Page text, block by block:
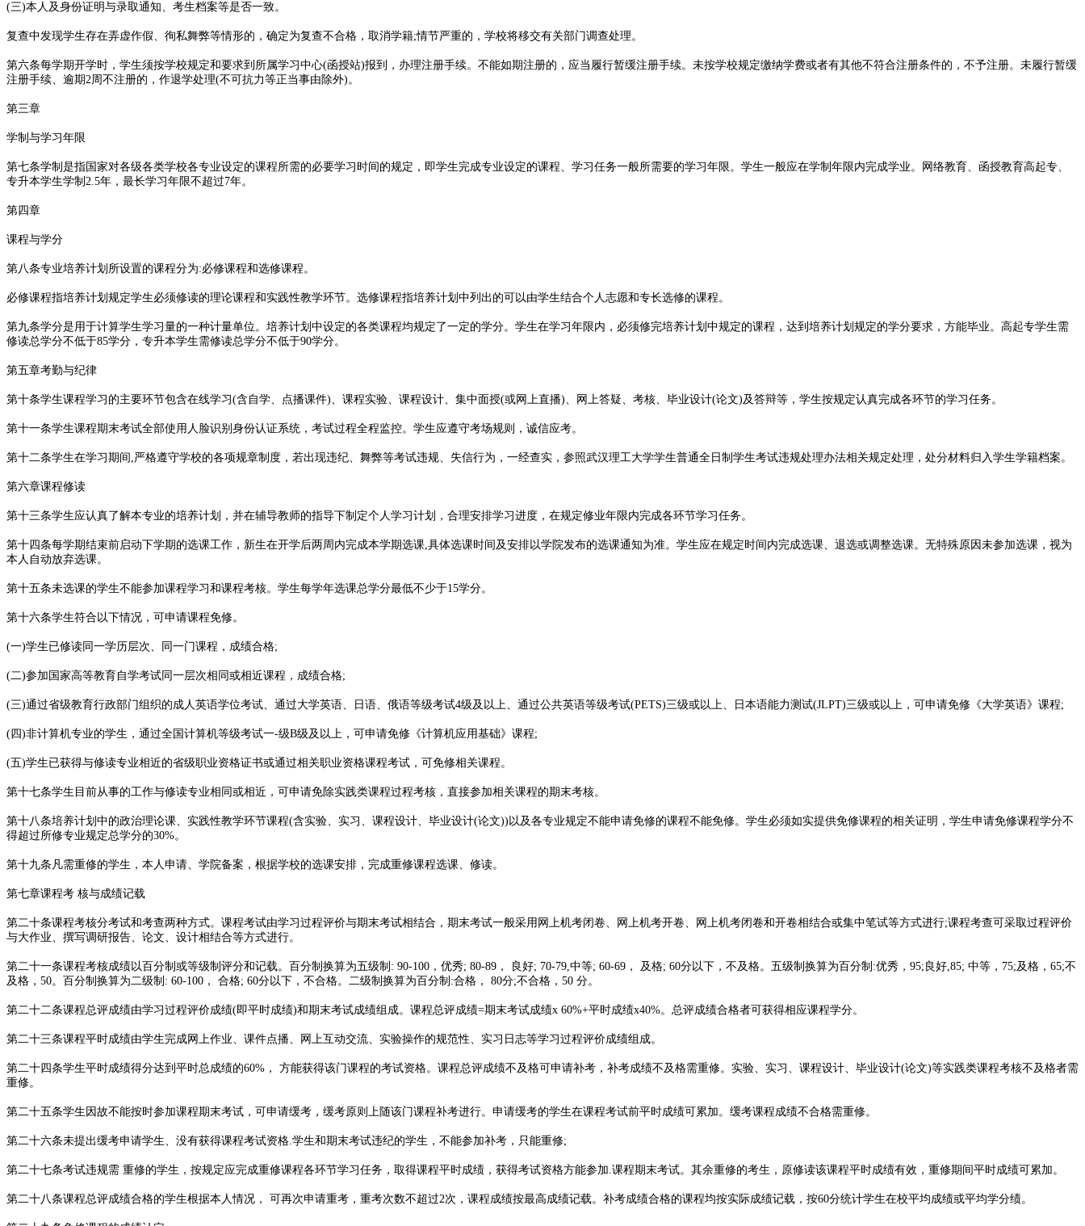
(三)本人及身份证明与录取通知、考生档案等是否一致。
复查中发现学生存在弄虚作假、徇私舞弊等情形的，确定为复查不合格，取消学籍;情节严重的，学校将移交有关部门调查处理。
第六条每学期开学时，学生须按学校规定和要求到所属学习中心(函授站)报到，办理注册手续。不能如期注册的，应当履行暂缓注册手续。未按学校规定缴纳学费或者有其他不符合注册条件的，不予注册。未履行暂缓
注册手续、逾期2周不注册的，作退学处理(不可抗力等正当事由除外)。
第三章
学制与学习年限
第七条学制是指国家对各级各类学校各专业设定的课程所需的必要学习时间的规定，即学生完成专业设定的课程、学习任务一般所需要的学习年限。学生一般应在学制年限内完成学业。网络教育、函授教育高起专、
专升本学生学制2.5年，最长学习年限不超过7年。
第四章
课程与学分
第八条专业培养计划所设置的课程分为:必修课程和选修课程。
必修课程指培养计划规定学生必须修读的理论课程和实践性教学环节。选修课程指培养计划中列出的可以由学生结合个人志愿和专长选修的课程。
第九条学分是用于计算学生学习量的一种计量单位。培养计划中设定的各类课程均规定了一定的学分。学生在学习年限内，必须修完培养计划中规定的课程，达到培养计划规定的学分要求，方能毕业。高起专学生需
修读总学分不低于85学分，专升本学生需修读总学分不低于90学分。
第五章考勤与纪律
第十条学生课程学习的主要环节包含在线学习(含自学、点播课件)、课程实验、课程设计、集中面授(或网上直播)、网上答疑、考核、毕业设计(论文)及答辩等，学生按规定认真完成各环节的学习任务。
第十一条学生课程期末考试全部使用人脸识别身份认证系统，考试过程全程监控。学生应遵守考场规则，诚信应考。
第十二条学生在学习期间,严格遵守学校的各项规章制度，若出现违纪、舞弊等考试违规、失信行为，一经查实，参照武汉理工大学学生普通全日制学生考试违规处理办法相关规定处理，处分材料归入学生学籍档案。
第六章课程修读
第十三条学生应认真了解本专业的培养计划，并在辅导教师的指导下制定个人学习计划，合理安排学习进度，在规定修业年限内完成各环节学习任务。
第十四条每学期结束前启动下学期的选课工作，新生在开学后两周内完成本学期选课,具体选课时间及安排以学院发布的选课通知为准。学生应在规定时间内完成选课、退选或调整选课。无特殊原因未参加选课，视为
本人自动放弃选课。
第十五条未选课的学生不能参加课程学习和课程考核。学生每学年选课总学分最低不少于15学分。
第十六条学生符合以下情况，可申请课程免修。
(一)学生已修读同一学历层次、同一门课程，成绩合格;
(二)参加国家高等教育自学考试同一层次相同或相近课程，成绩合格;
(三)通过省级教育行政部门组织的成人英语学位考试、通过大学英语、日语、俄语等级考试4级及以上、通过公共英语等级考试(PETS)三级或以上、日本语能力测试(JLPT)三级或以上，可申请免修《大学英语》课程;
(四)非计算机专业的学生，通过全国计算机等级考试一-级B级及以上，可申请免修《计算机应用基础》课程;
(五)学生已获得与修读专业相近的省级职业资格证书或通过相关职业资格课程考试，可免修相关课程。
第十七条学生目前从事的工作与修读专业相同或相近，可申请免除实践类课程过程考核，直接参加相关课程的期末考核。
第十八条培养计划中的政治理论课、实践性教学环节课程(含实验、实习、课程设计、毕业设计(论文))以及各专业规定不能申请免修的课程不能免修。学生必须如实提供免修课程的相关证明，学生申请免修课程学分不
得超过所修专业规定总学分的30%。
第十九条凡需重修的学生，本人申请、学院备案，根据学校的选课安排，完成重修课程选课、修读。
第七章课程考 核与成绩记载
第二十条课程考核分考试和考查两种方式。课程考试由学习过程评价与期末考试相结合，期末考试一般采用网上机考闭卷、网上机考开卷、网上机考闭卷和开卷相结合或集中笔试等方式进行;课程考查可采取过程评价
与大作业、撰写调研报告、论文、设计相结合等方式进行。
第二十一条课程考核成绩以百分制或等级制评分和记载。百分制换算为五级制: 90-100，优秀; 80-89， 良好; 70-79,中等; 60-69， 及格; 60分以下，不及格。五级制换算为百分制:优秀，95;良好,85; 中等，75;及格，65;不
及格，50。百分制换算为二级制: 60-100， 合格; 60分以下，不合格。二级制换算为百分制:合格， 80分;不合格，50 分。
第二十二条课程总评成绩由学习过程评价成绩(即平时成绩)和期末考试成绩组成。课程总评成绩=期末考试成绩x 60%+平时成绩x40%。总评成绩合格者可获得相应课程学分。
第二十三条课程平时成绩由学生完成网上作业、课件点播、网上互动交流、实验操作的规范性、实习日志等学习过程评价成绩组成。
第二十四条学生平时成绩得分达到平时总成绩的60%， 方能获得该门课程的考试资格。课程总评成绩不及格可申请补考，补考成绩不及格需重修。实验、实习、课程设计、毕业设计(论文)等实践类课程考核不及格者需
重修。
第二十五条学生因故不能按时参加课程期末考试，可申请缓考，缓考原则上随该门课程补考进行。申请缓考的学生在课程考试前平时成绩可累加。缓考课程成绩不合格需重修。
第二十六条未提出缓考申请学生、没有获得课程考试资格.学生和期末考试违纪的学生，不能参加补考，只能重修;
第二十七条考试违规需 重修的学生，按规定应完成重修课程各环节学习任务，取得课程平时成绩，获得考试资格方能参加.课程期末考试。其余重修的考生，原修读该课程平时成绩有效，重修期间平时成绩可累加。
第二十八条课程总评成绩合格的学生根据本人情况， 可再次申请重考，重考次数不超过2次，课程成绩按最高成绩记载。补考成绩合格的课程均按实际成绩记载，按60分统计学生在校平均成绩或平均学分绩。